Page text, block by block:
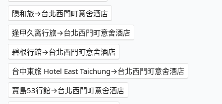
隱和旅→台北西門町意舍酒店
逢甲久窩行旅→台北西門町意舍酒店
碧根行館→台北西門町意舍酒店
台中東旅 Hotel East Taichung→台北西門町意舍酒店
寶島53行館→台北西門町意舍酒店